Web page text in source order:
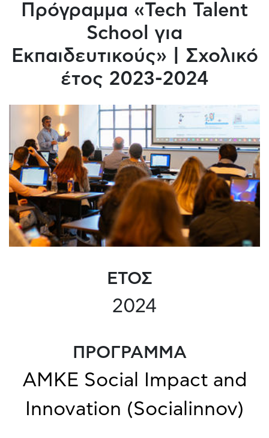
Πρόγραμμα «Tech Talent
School για
Εκπαιδευτικούς» | Σχολικό
έτος 2023-2024
ΕΤΟΣ
2024
ΠΡΟΓΡΑΜΜΑ
ΑΜΚΕ Social Impact and
Innovation (Socialinnov)